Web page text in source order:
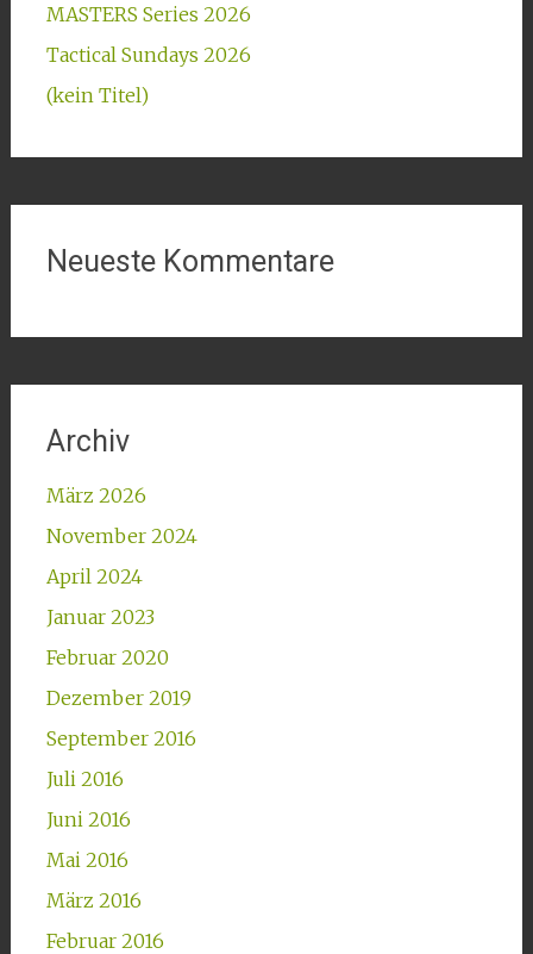
MASTERS Series 2026
Tactical Sundays 2026
(kein Titel)
Neueste Kommentare
Archiv
März 2026
November 2024
April 2024
Januar 2023
Februar 2020
Dezember 2019
September 2016
Juli 2016
Juni 2016
Mai 2016
März 2016
Februar 2016